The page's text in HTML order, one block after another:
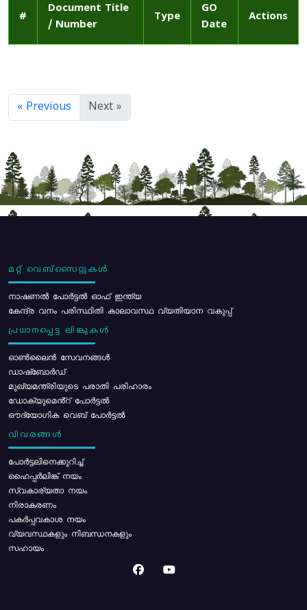
#
Document Title
/ Number
Type
GO
Date
Actions
« Previous Next »
മറ്റ് വെബ്സൈറ്റുകൾ
നാഷണൽ പോർട്ടൽ ഓഫ് ഇന്ത്യ
കേന്ദ്ര വനം പരിസ്ഥിതി കാലാവസ്ഥ വ്യതിയാന വകുപ്പ്
പ്രധാനപ്പെട്ട ലിങ്കുകൾ
ഓൺലൈൻ സേവനങ്ങൾ
ഡാഷ്ബോർഡ്
മുഖ്യമന്ത്രിയുടെ പരാതി പരിഹാരം
ഡോക്യുമെൻ്റ് പോർട്ടൽ
ഔദ്യോഗിക വെബ് പോർട്ടൽ
വിവരങ്ങൾ
പോര്‍ട്ടലിനെക്കുറിച്ച്
ഹൈപ്പർലിങ്ക് നയം
സ്വകാര്യതാ നയം
നിരാകരണം
പകർപ്പവകാശ നയം
വ്യവസ്ഥകളും നിബന്ധനകളും
സഹായം